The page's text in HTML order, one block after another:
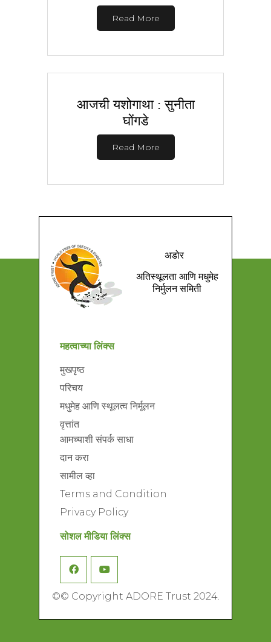
Read More
आजची यशोगाथा : सुनीता
घोंगडे
Read More
अडोर
अतिस्थूलता आणि मधुमेह
निर्मुलन समिती
महत्वाच्या लिंक्स
मुखपृष्ठ
परिचय
मधुमेह आणि स्थूलत्व निर्मूलन
वृत्तांत
आमच्याशी संपर्क साधा
दान करा
सामील व्हा
Terms and Condition
Privacy Policy
सोशल मीडिया लिंक्स
©© Copyright ADORE Trust 2024.